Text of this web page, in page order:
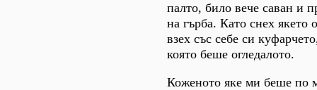
палто, било вече саван и
на гърба. Като снех якето
взех със себе си
която беше огледалото.
Коженото яке ми беше по